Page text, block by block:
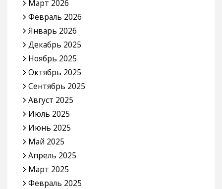
Март 2026
Февраль 2026
Январь 2026
Декабрь 2025
Ноябрь 2025
Октябрь 2025
Сентябрь 2025
Август 2025
Июль 2025
Июнь 2025
Май 2025
Апрель 2025
Март 2025
Февраль 2025